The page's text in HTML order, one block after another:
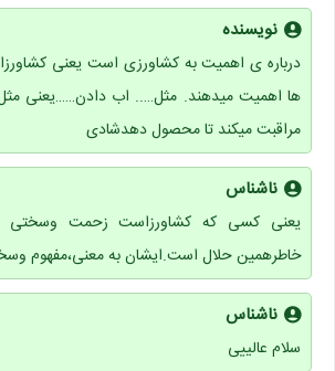
نویسنده
درباره ی اهمیت به کشاورزی است یعنی
ها اهمیت میدهند. مثل….. اب دادن……یعنی مثل
مراقبت میکند تا محصول دهدشادی
ناشناس
یعنی کسی که کشاورزاست زحمت وسختی
خاطرهمین حلال است.ایشان به معنی،مفهوم
ناشناس
سلام عالییی